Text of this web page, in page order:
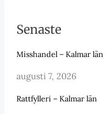
Senaste
Misshandel – Kalmar län
augusti 7, 2026
Rattfylleri – Kalmar län